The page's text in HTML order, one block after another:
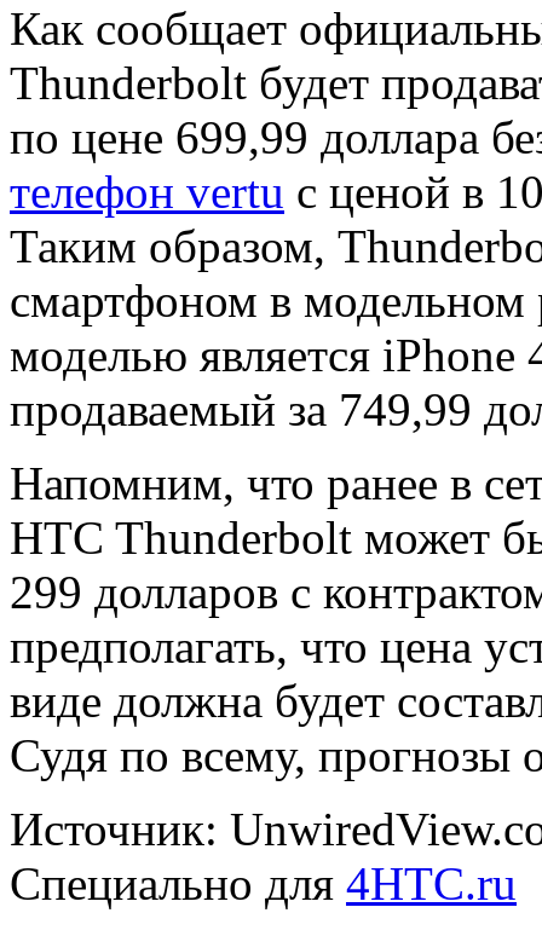
Как сообщает
Thunderbolt будет
по цене 699,99 доллара
телефон vertu с ценой в
Таким образом,
смартфоном в модельном
моделью является iPhone
продаваемый за 749,99
Напомним, что ранее в
HTC Thunderbolt может
299 долларов с
предполагать, что цена
виде должна будет
Судя по всему, прогнозы
Источник:
Специально для 4HTC.ru